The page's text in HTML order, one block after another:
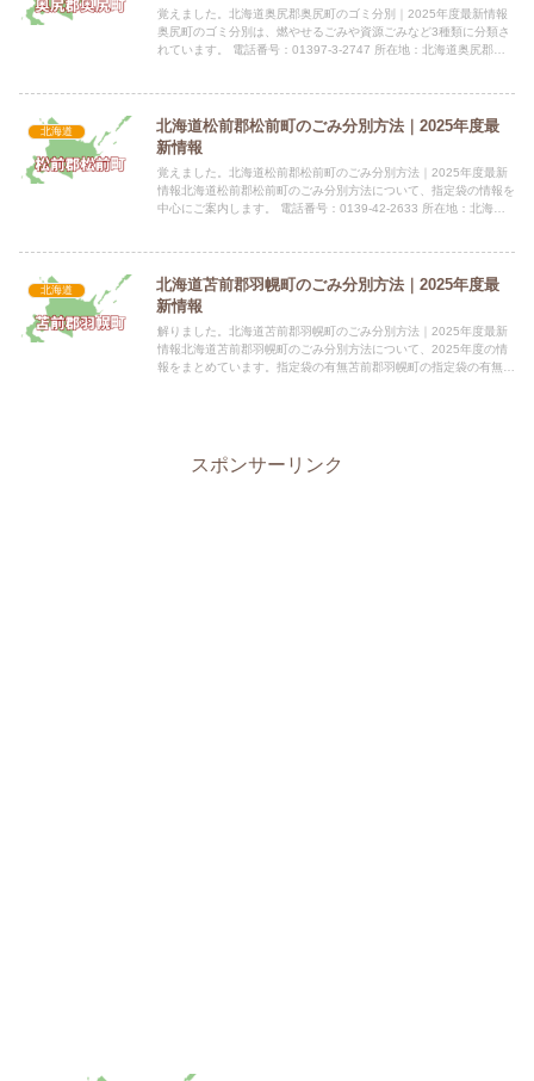
覚えました。北海道奥尻郡奥尻町のゴミ分別｜2025年度最新情報
奥尻町のゴミ分別は、燃やせるごみや資源ごみなど3種類に分類さ
れています。 電話番号：01397-3-2747 所在地：北海道奥尻郡奥
北海道
北海道松前郡松前町のごみ分別方法｜2025年度最
新情報
覚えました。北海道松前郡松前町のごみ分別方法｜2025年度最新
情報北海道松前郡松前町のごみ分別方法について、指定袋の情報を
中心にご案内します。 電話番号：0139-42-2633 所在地：北海道
北海道
北海道苫前郡羽幌町のごみ分別方法｜2025年度最
新情報
解りました。北海道苫前郡羽幌町のごみ分別方法｜2025年度最新
情報北海道苫前郡羽幌町のごみ分別方法について、2025年度の情
報をまとめています。指定袋の有無苫前郡羽幌町の指定袋の有無に
スポンサーリンク